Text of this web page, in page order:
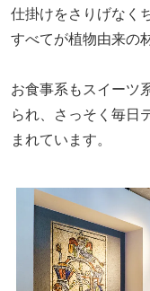
仕掛けをさりげなく
すべてが植物由来の
お食事系もスイーツ
られ、さっそく毎日
まれています。